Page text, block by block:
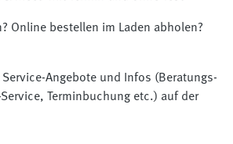
Online bestellen im Laden abholen?
Angebote und Infos (Beratungs-
Terminbuchung etc.) auf der